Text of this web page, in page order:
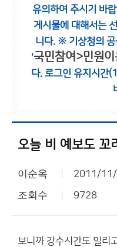
유의하여 주시기 바
게시물에 대해서는
니다. ※ 기상청의 공
'국민참여>민원이
다. 로그인 유지시간
오늘 비 예보도 꼬
이순옥 2011/
조회수 9728
보니까 강수시간도 밀리